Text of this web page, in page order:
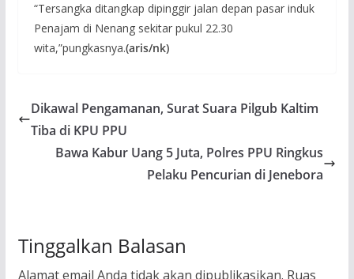
“Tersangka ditangkap dipinggir jalan depan pasar induk
Penajam di Nenang sekitar pukul 22.30
wita,”pungkasnya.(aris/nk)
Dikawal Pengamanan, Surat Suara Pilgub Kaltim
Tiba di KPU PPU
Bawa Kabur Uang 5 Juta, Polres PPU Ringkus
Pelaku Pencurian di Jenebora
Tinggalkan Balasan
Alamat email Anda tidak akan dipublikasikan. Ruas